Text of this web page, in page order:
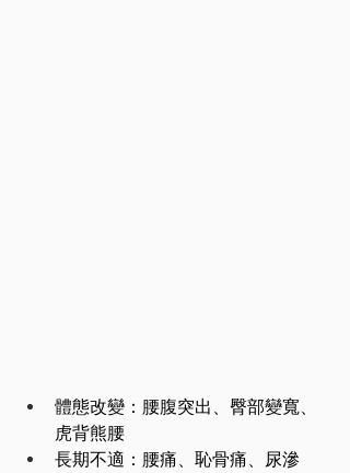
體態改變：腰腹突出、臀部變寬、
虎背熊腰
長期不適：腰痛、恥骨痛、尿滲